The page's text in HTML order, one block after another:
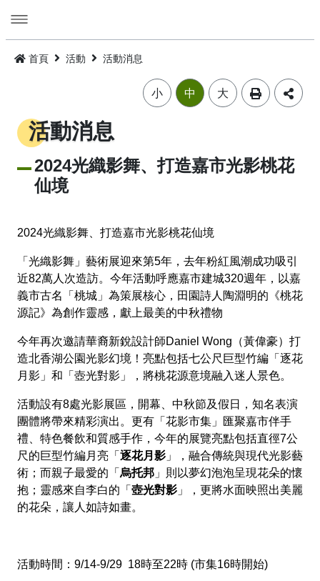
到
要
公告訊息
嘉義市觀光年曆
精選景點
主題摺頁
景點地圖
嘉義市借問站總覽地圖
旅遊公告
轉知訊息
美食
嘉義雞肉飯
火雞肉飯的起源
火雞肉飯小百科
嘉市好店
食安樂齡友善店家
烘培金麥方獎
金質獎
建議遊程
I．CHIAYI．U！綠色遊程體驗
廟宇朝聖感受愛與能量，好運齊聚來嘉有保庇
細品檜木與白酒故鄉，古今串聯的嘉香好味道
在茶與木共譜的綠色嘉鄉，尋得一處舒心的療癒美地
作客城郊探訪自然生態，與奧妙的野生動植物談心
在繽紛光影與藝術建築交織下，邂逅美麗的諸羅夜空
沐浴在紫色的溫柔花海，為日常添加一點浪漫甜味
穿越舊城時光 嚐遍嘉義市食光
套裝遊程
公車遊程
住宿
住宿資訊
臺灣旅宿網
嘉義市合法旅館下載
其他公告
來嘉．住一晚 專題介紹抵嘉
民宿抵嘉
如何來嘉義市
市區公共運輸服務
BRT
公共自行車
計程車
多媒體
畫嘉義
語音導覽
⭐嘉市潮選店 2.0⭐
語言版本
简中版
English
日本語
網站導覽
嘉義市政府
首頁 活動 活動消息
小 中 大
活動消息
2024光織影舞、打造嘉市光影桃花
仙境
2024光織影舞、打造嘉市光影桃花仙境
「光織影舞」藝術展迎來第5年，去年粉紅風潮成功吸引
近82萬人次造訪。今年活動呼應嘉市建城320週年，以嘉
義市古名「桃城」為策展核心，田園詩人陶淵明的《桃花
源記》為創作靈感，獻上最美的中秋禮物
今年再次邀請華裔新銳設計師Daniel Wong（黃偉豪）打
造北香湖公園光影幻境！亮點包括七公尺巨型竹編「逐花
月影」和「壺光對影」，將桃花源意境融入迷人景色。
活動設有8處光影展區，開幕、中秋節及假日，知名表演
團體將帶來精彩演出。更有「花影市集」匯聚嘉市伴手
禮、特色餐飲和質感手作，今年的展覽亮點包括直徑7公
尺的巨型竹編月亮「 逐花月影 」，融合傳統與現代光影藝
術；而親子最愛的「 烏托邦 」則以夢幻泡泡呈現花朵的懷
抱；靈感來自李白的「 壺光對影 」，更將水面映照出美麗
的花朵，讓人如詩如畫。
活動時間：9/14-9/29 18時至22時 (市集16時開始)